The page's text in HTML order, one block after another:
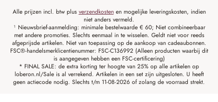
Alle prijzen incl. btw plus verzendkostenen mogelijke leveringskosten, indien
niet anders vermeld.
¹ Nieuwsbrief-aanmelding: minimale bestelwaarde € 60; Niet combineerbaar
met andere promoties. Slechts eenmaal in te wisselen. Geldt niet voor reeds
afgeprijsde artikelen. Niet van toepassing op de aankoop van cadeaubonnen.
FSC®-handelsmerklicentienummer: FSC-C136992 (Alleen producten waarbij dit
is aangegeven hebben een FSC-certificering)
* FINAL SALE: de extra korting ter hoogte van 25% op alle artikelen op
loberon.nl/Sale is al verrekend. Artikelen in een set zijn uitgesloten. U heeft
geen actiecode nodig. Slechts t/m 11-08-2026 of zolang de voorraad strekt.